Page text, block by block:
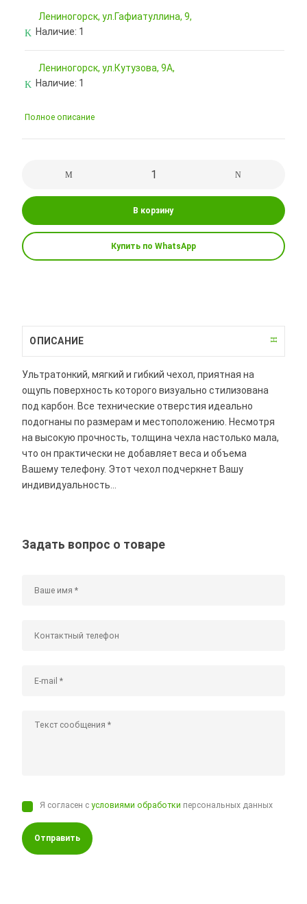
Лениногорск, ул.Гафиатуллина, 9,
Наличие: 1
Лениногорск, ул.Кутузова, 9А,
Наличие: 1
Полное описание
В корзину
Купить по WhatsApp
ОПИСАНИЕ
Ультратонкий, мягкий и гибкий чехол, приятная на
ощупь поверхность которого визуально стилизована
под карбон. Все технические отверстия идеально
подогнаны по размерам и местоположению. Несмотря
на высокую прочность, толщина чехла настолько мала,
что он практически не добавляет веса и объема
Вашему телефону. Этот чехол подчеркнет Вашу
индивидуальность...
Задать вопрос о товаре
Я согласен сусловиями обработки персональных данных
Отправить